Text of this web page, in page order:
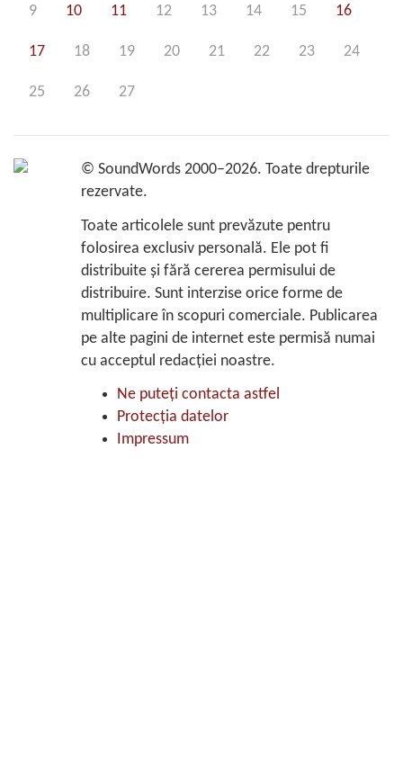
9 10 11 12 13 14 15 16
17 18 19 20 21 22 23 24
25 26 27
© SoundWords2000–2026. Toate drepturile
rezervate.
Toate articolele sunt prevăzute pentru
folosirea exclusiv personală. Ele pot fi
distribuite şi fără cererea permisului de
distribuire. Sunt interzise orice forme de
multiplicare în scopuri comerciale. Publicarea
pe alte pagini de internet este permisă numai
cu acceptul redacţiei noastre.
Ne puteţi contacta astfel
Protecţia datelor
Impressum